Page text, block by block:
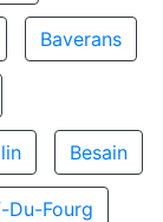
Baverans
Besain
Du-Fourg